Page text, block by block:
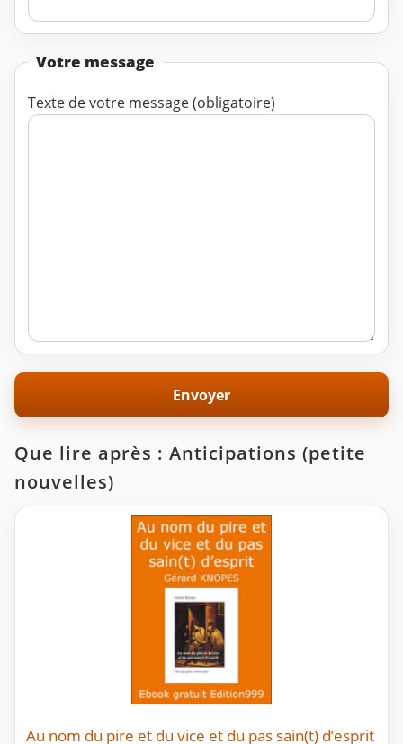
Votre message
Texte de votre message (obligatoire)
Que lire après : Anticipations (petite
nouvelles)
Au nom du pire et du vice et du pas sain(t) d’esprit